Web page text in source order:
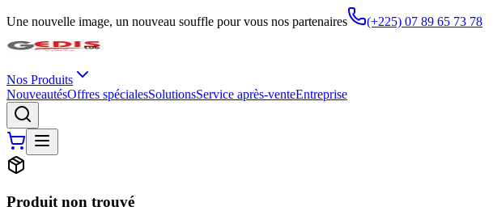
Une nouvelle image, un nouveau souffle pour vous nos partenaires (+225) 07 89 65 73 78
Nos Produits
NouveautésOffres spécialesSolutionsService après-venteEntreprise
Produit non trouvé